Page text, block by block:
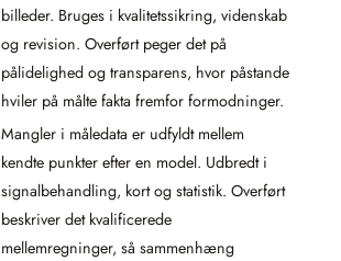
billeder. Bruges i kvalitetssikring, videnskab
og revision. Overført peger det på
pålidelighed og transparens, hvor påstande
hviler på målte fakta fremfor formodninger.
Mangler i måledata er udfyldt mellem
kendte punkter efter en model. Udbredt i
signalbehandling, kort og statistik. Overført
beskriver det kvalificerede
mellemregninger, så sammenhæng